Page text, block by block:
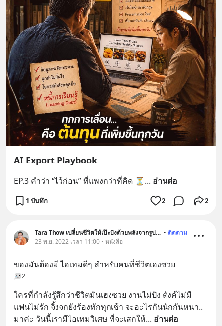
AI Export Playbook
EP.3 คำว่า “ไว้ก่อน” ที่แพงกว่าที่คิด ⏳ ... อ่านต่อ
1 บันทึก 2 2
Tara Thow เปลี่ยนชีวิตให้เป๊ะปังด้วยพลังจากรูปภาพ • ติดตาม
23 พ.ย. 2022 เวลา 11:00 • หนังสือ
ของมันต้องมี ไอเทมดีๆ สำหรับคนที่ชีวิตเฮงซวย
2
ใครที่กำลังรู้สึกว่าชีวิตมันเฮงซวย งานไม่ปัง ตังค์ไม่มี
แฟนไม่รัก จิ้งจกยังร้องทักทุกเช้า จะอะไรกันนักกันหนา..
มาค่ะ วันนี้เรามีไอเทมวิเศษ ที่จะเสกให้... อ่านต่อ